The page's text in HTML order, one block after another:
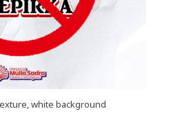
white background